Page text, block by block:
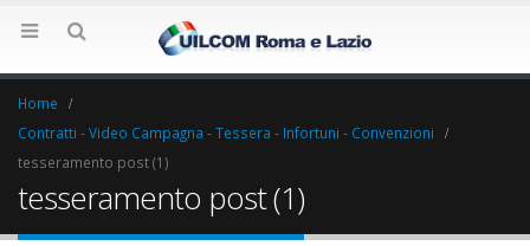
Home
Contratti - Video Campagna - Tessera - Infortuni - Convenzioni
tesseramento post (1)
tesseramento post (1)